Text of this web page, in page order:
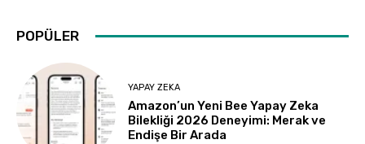
POPÜLER
YAPAY ZEKA
Amazon’un Yeni Bee Yapay Zeka
Bilekliği 2026 Deneyimi: Merak ve
Endişe Bir Arada